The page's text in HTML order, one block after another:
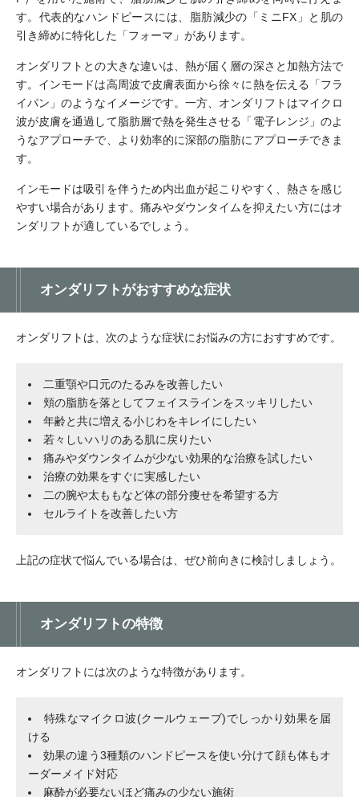
す。代表的なハンドピースには、脂肪減少の「ミニFX」と肌の
引き締めに特化した「フォーマ」があります。
オンダリフトとの大きな違いは、熱が届く層の深さと加熱方法で
す。インモードは高周波で皮膚表面から徐々に熱を伝える「フラ
イパン」のようなイメージです。一方、オンダリフトはマイクロ
波が皮膚を通過して脂肪層で熱を発生させる「電子レンジ」のよ
うなアプローチで、より効率的に深部の脂肪にアプローチできま
す。
インモードは吸引を伴うため内出血が起こりやすく、熱さを感じ
やすい場合があります。痛みやダウンタイムを抑えたい方にはオ
ンダリフトが適しているでしょう。
オンダリフトがおすすめな症状
オンダリフトは、次のような症状にお悩みの方におすすめです。
二重顎や口元のたるみを改善したい
頬の脂肪を落としてフェイスラインをスッキリしたい
年齢と共に増える小じわをキレイにしたい
若々しいハリのある肌に戻りたい
痛みやダウンタイムが少ない効果的な治療を試したい
治療の効果をすぐに実感したい
二の腕や太ももなど体の部分痩せを希望する方
セルライトを改善したい方
上記の症状で悩んでいる場合は、ぜひ前向きに検討しましょう。
オンダリフトの特徴
オンダリフトには次のような特徴があります。
特殊なマイクロ波(クールウェーブ)でしっかり効果を届
ける
効果の違う3種類のハンドピースを使い分けて顔も体もオ
ーダーメイド対応
麻酔が必要ないほど痛みの少ない施術